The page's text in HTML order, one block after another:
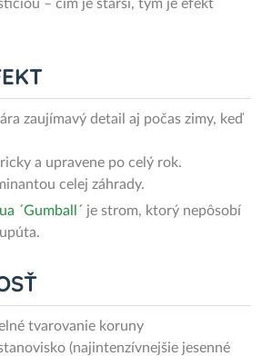
– čím je starší, tým je efekt
zaujímavý detail aj počas zimy, keď
a upravene po celý rok.
celej záhrady.
´Gumball´ je strom, ktorý nepôsobí
tvarovanie koruny
(najintenzívnejšie jesenné